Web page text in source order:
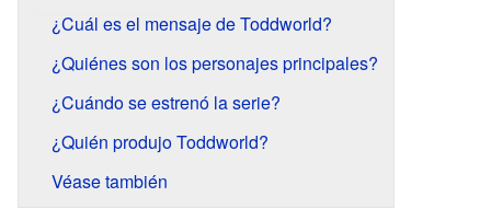
¿Cuál es el mensaje de Toddworld?
¿Quiénes son los personajes principales?
¿Cuándo se estrenó la serie?
¿Quién produjo Toddworld?
Véase también